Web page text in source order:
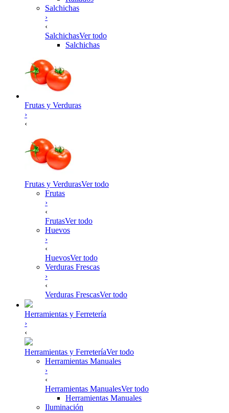
Salchichas
›
‹
SalchichasVer todo
Salchichas
Frutas y Verduras
›
‹
Frutas y VerdurasVer todo
Frutas
›
‹
FrutasVer todo
Huevos
›
‹
HuevosVer todo
Verduras Frescas
›
‹
Verduras FrescasVer todo
Herramientas y Ferretería
›
‹
Herramientas y FerreteríaVer todo
Herramientas Manuales
›
‹
Herramientas ManualesVer todo
Herramientas Manuales
Iluminación